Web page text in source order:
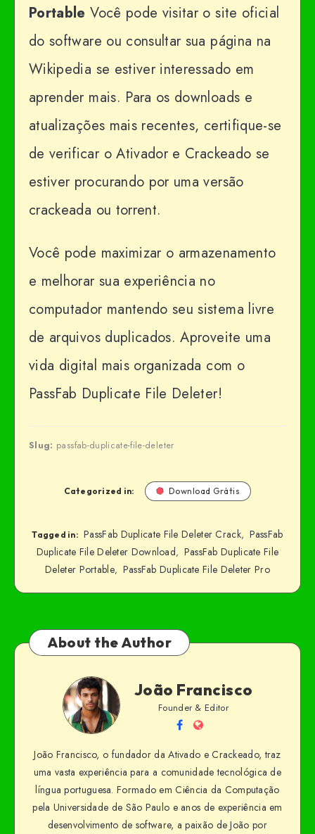
PortableVocê pode visitar o site oficial
do software ou consultar sua página na
Wikipedia se estiver interessado em
aprender mais. Para os downloads e
atualizações mais recentes, certifique-se
de verificar o Ativador e Crackeado se
estiver procurando por uma versão
crackeada ou torrent.
Você pode maximizar o armazenamento
e melhorar sua experiência no
computador mantendo seu sistema livre
de arquivos duplicados. Aproveite uma
vida digital mais organizada com o
PassFab Duplicate File Deleter!
Slug: passfab-duplicate-file-deleter
Categorized in: Download Grátis
Tagged in: PassFab Duplicate File Deleter Crack, PassFab
Duplicate File Deleter Download, PassFab Duplicate File
Deleter Portable, PassFab Duplicate File Deleter Pro
About the Author
João Francisco
Founder & Editor
João Francisco, o fundador da Ativado e Crackeado, traz
uma vasta experiência para a comunidade tecnológica de
língua portuguesa. Formado em Ciência da Computação
pela Universidade de São Paulo e anos de experiência em
desenvolvimento de software, a paixão de João por